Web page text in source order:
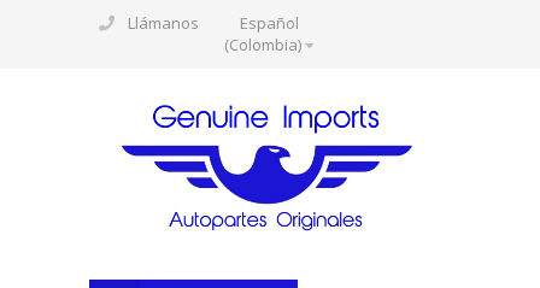
Llámanos
Español
(Colombia)